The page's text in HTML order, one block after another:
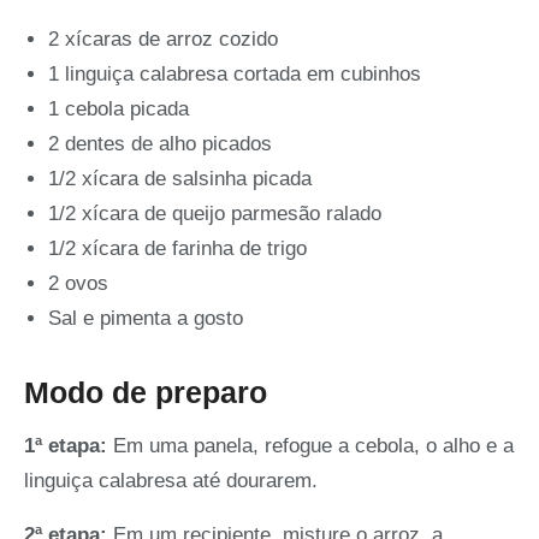
2 xícaras de arroz cozido
1 linguiça calabresa cortada em cubinhos
1 cebola picada
2 dentes de alho picados
1/2 xícara de salsinha picada
1/2 xícara de queijo parmesão ralado
1/2 xícara de farinha de trigo
2 ovos
Sal e pimenta a gosto
Modo de preparo
1ª etapa: Em uma panela, refogue a cebola, o alho e a
linguiça calabresa até dourarem.